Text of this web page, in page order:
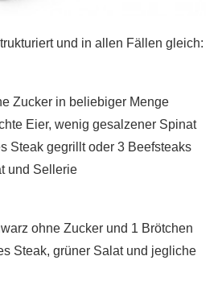
und in allen Fällen gleich:
Zucker in beliebiger Menge
Eier, wenig gesalzener Spinat
Steak gegrillt oder 3 Beefsteaks
und Sellerie
ohne Zucker und 1 Brötchen
Steak, grüner Salat und jegliche